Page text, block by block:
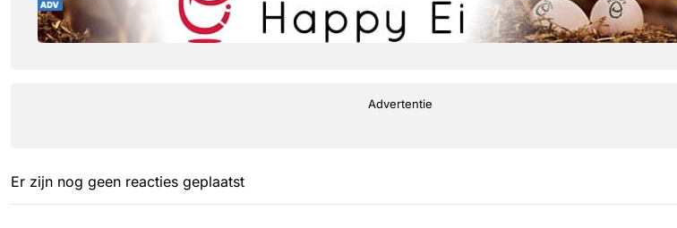
Advertentie
Er zijn nog geen reacties geplaatst